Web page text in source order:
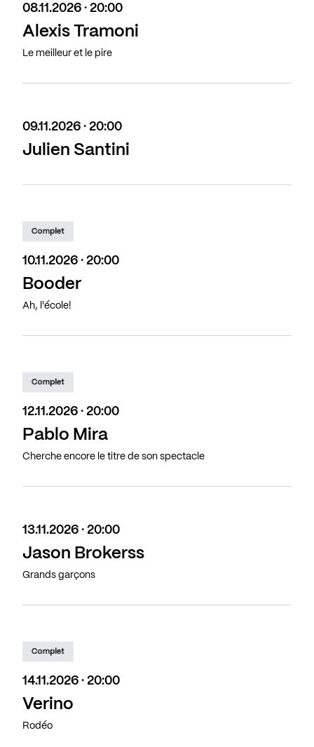
08.11.2026 · 20:00
Alexis Tramoni
Le meilleur et le pire
09.11.2026 · 20:00
Julien Santini
Complet
10.11.2026 · 20:00
Booder
Ah, l'école!
Complet
12.11.2026 · 20:00
Pablo Mira
Cherche encore le titre de son spectacle
13.11.2026 · 20:00
Jason Brokerss
Grands garçons
Complet
14.11.2026 · 20:00
Verino
Rodéo